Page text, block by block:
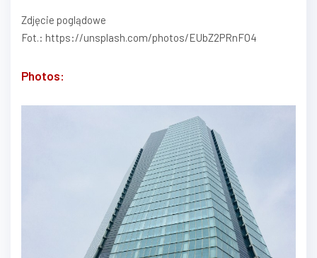
Zdjęcie poglądowe
Fot.: https://unsplash.com/photos/EUbZ2PRnFO4
Photos: